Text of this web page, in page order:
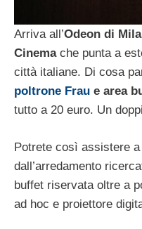
Arriva all’Odeon di
Cinemache punta a
città italiane. Di cosa
poltrone Frau e area
tutto a 20 euro. Un
Potrete così assistere
dall’arredamento
buffet riservata oltre a
ad hoc e proiettore